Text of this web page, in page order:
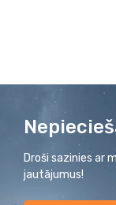
Droši sazinies ar
jautājumus!